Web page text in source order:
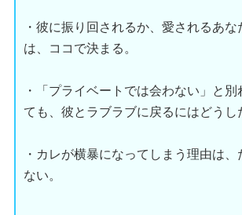
・彼に振り回されるか、愛されるあ
は、ココで決まる。
・「プライベートでは会わない」と
ても、彼とラブラブに戻るにはどうし
・カレが横暴になってしまう理由は
ない。